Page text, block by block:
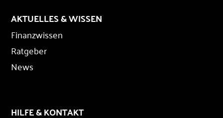
AKTUELLES & WISSEN
Finanzwissen
Ratgeber
News
HILFE & KONTAKT